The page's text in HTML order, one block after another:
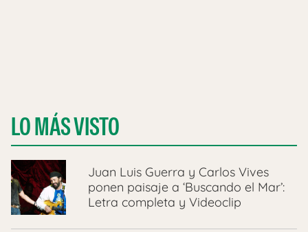
LO MÁS VISTO
Juan Luis Guerra y Carlos Vives
ponen paisaje a ‘Buscando el Mar’:
Letra completa y Videoclip